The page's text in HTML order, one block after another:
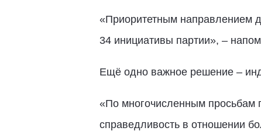
«Приоритетным направлением
34 инициативы партии», –
Ещё одно важное решение –
«По многочисленным просьбам
справедливость в отношении